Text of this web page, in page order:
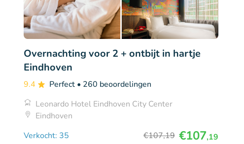
Overnachting voor 2 + ontbijt in hartje
Eindhoven
9.4 Perfect • 260 beoordelingen
Leonardo Hotel Eindhoven City Center
Eindhoven
Verkocht: 35
€107,19 €107,19